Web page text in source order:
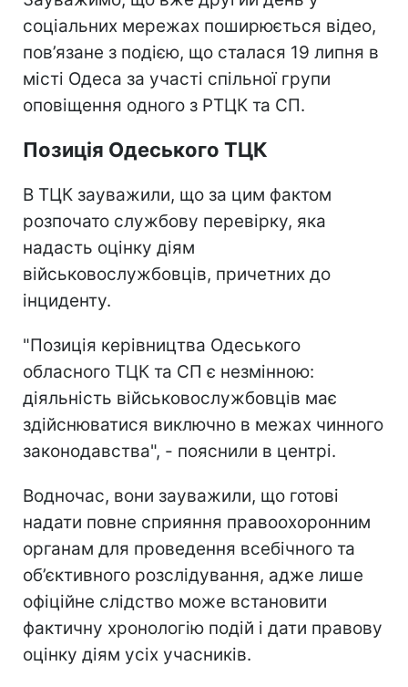
соціальних мережах поширюється відео,
пов’язане з подією, що сталася 19 липня в
місті Одеса за участі спільної групи
оповіщення одного з РТЦК та СП.
Позиція Одеського ТЦК
В ТЦК зауважили, що за цим фактом
розпочато службову перевірку, яка
надасть оцінку діям
військовослужбовців, причетних до
інциденту.
"Позиція керівництва Одеського
обласного ТЦК та СП є незмінною:
діяльність військовослужбовців має
здійснюватися виключно в межах чинного
законодавства", - пояснили в центрі.
Водночас, вони зауважили, що готові
надати повне сприяння правоохоронним
органам для проведення всебічного та
об’єктивного розслідування, адже лише
офіційне слідство може встановити
фактичну хронологію подій і дати правову
оцінку діям усіх учасників.